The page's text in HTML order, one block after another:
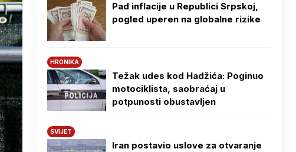
Pad inflacije u Republici Srpskoj,
pogled uperen na globalne rizike
HRONIKA
Težak udes kod Hadžića: Poginuo
motociklista, saobraćaj u
potpunosti obustavljen
SVIJET
Iran postavio uslove za otvaranje